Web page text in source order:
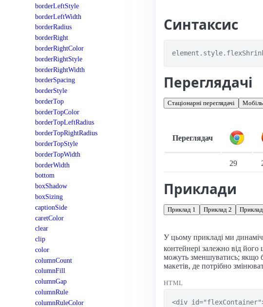
borderLeftStyle
borderLeftWidth
borderRadius
borderRight
borderRightColor
borderRightStyle
borderRightWidth
borderSpacing
borderStyle
borderTop
borderTopColor
borderTopLeftRadius
borderTopRightRadius
borderTopStyle
borderTopWidth
borderWidth
bottom
boxShadow
boxSizing
captionSide
caretColor
clear
clip
color
columnCount
columnFill
columnGap
columnRule
columnRuleColor
Синтаксис
Переглядачі
Стаціонарні переглядачі
Переглядач
29
Приклади
Приклад 1 Приклад 2
У цьому прикладі ми
контейнері залежно від
можуть зменшуватись; якщо
макетів, де потрібно
HTML
<div